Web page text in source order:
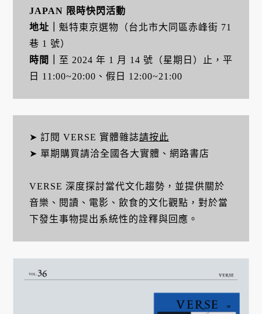
JAPAN 限時快閃活動
地址｜ 魁特東京選物（台北市大同區赤峰街 71
巷 1 號）
時間｜
至 2024 年 1 月 14 號（星期日）止，平
日 11:00~20:00、假日 12:00~21:00
➤ 訂閱 VERSE 實體雜誌請按此
➤ 單期購買請洽全國各大實體、網路書店
VERSE 深度探討當代文化趨勢，並提供關於
音樂、閱讀、電影、飲食的文化觀點，對於當
下發生事物提出系統性的詮釋與回應。